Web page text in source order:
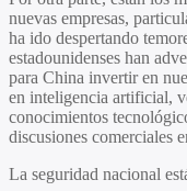
nuevas empresas,
ha ido despertando
estadounidenses han
para China invertir en
en inteligencia artificial,
conocimientos
discusiones comerciales
La seguridad nacional